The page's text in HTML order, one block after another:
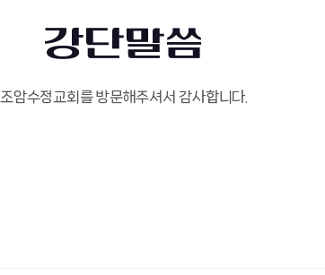
강단말씀
조암수정교회를 방문해주셔서 감사합니다.